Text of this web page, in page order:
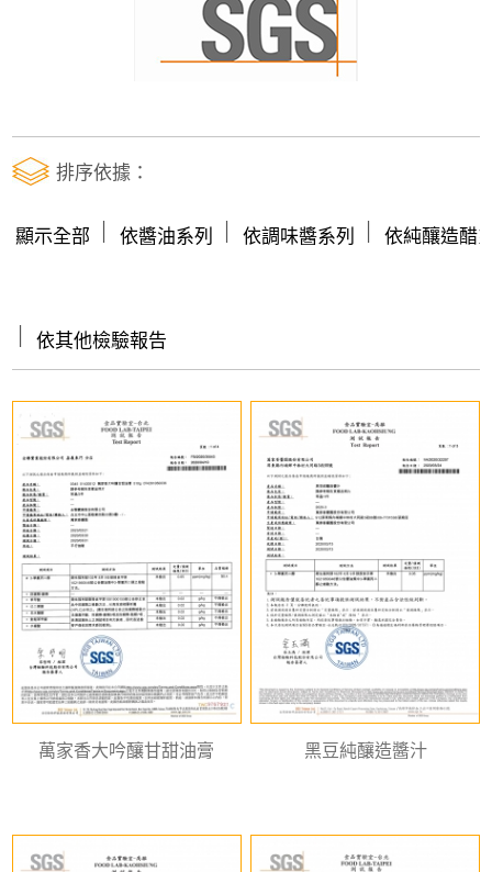
排序依據：
顯示全部 依醬油系列 依調味醬系列 依純釀造醋
依其他檢驗報告
萬家香大吟釀甘甜油膏 黑豆純釀造醬汁